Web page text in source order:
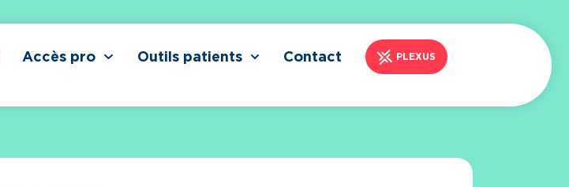
Accès pro Outils patients Contact PLEXUS